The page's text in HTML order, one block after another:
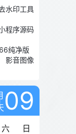
水印工具
程序源码
纯净版
影音图像
09
六
日